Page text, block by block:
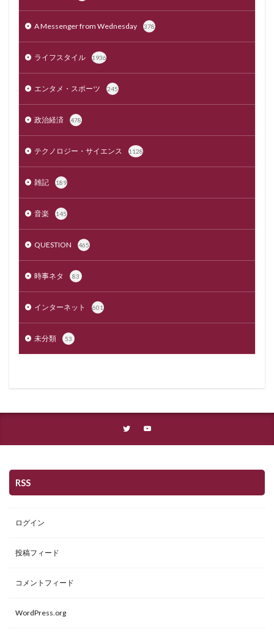
A Messenger from Wednesday 378
ライフスタイル 1936
エンタメ・スポーツ 245
政治経済 478
テクノロジー・サイエンス 1128
雑記 189
音楽 145
QUESTION 465
時事ネタ 83
インターネット 601
未分類 53
RSS
ログイン
投稿フィード
コメントフィード
WordPress.org